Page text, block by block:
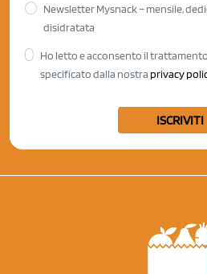
Newsletter Mysnack – mensile,
disidratata
Ho letto e acconsento il
specificato dalla nostra privacy
ISCRIVITI